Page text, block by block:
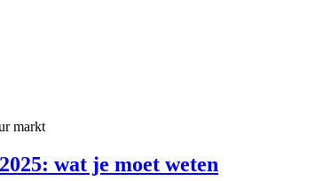
markt
wat je moet weten